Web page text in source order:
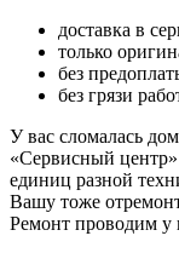
доставка в
только
без
без грязи
У вас сломалась
«Сервисный
единиц разной
Вашу тоже
Ремонт проводим у